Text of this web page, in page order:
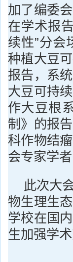
加了编委
在学术报
续性”分会
种植大豆
报告，系
大豆可持
作大豆根
制》的报
科作物结
会专家学
此次大
物生理生
学校在国
生加强学